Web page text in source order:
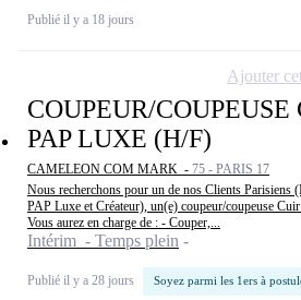
Publié il y a 18 jours
COUPEUR/COUPEUSE
PAP LUXE (H/F)
CAMELEON COM MARK - 75 - PARIS 17
Nous recherchons pour un de nos Clients Parisiens
PAP Luxe et Créateur), un(e) coupeur/coupeuse
Vous aurez en charge de : - Couper,...
Intérim - Temps plein
Publié il y a 28 jours Soyez parmi les 1ers à
Ajouter